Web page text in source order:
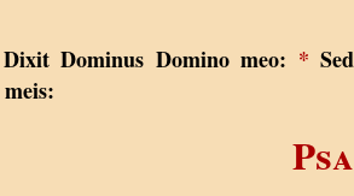
Dominus Domino meo: *